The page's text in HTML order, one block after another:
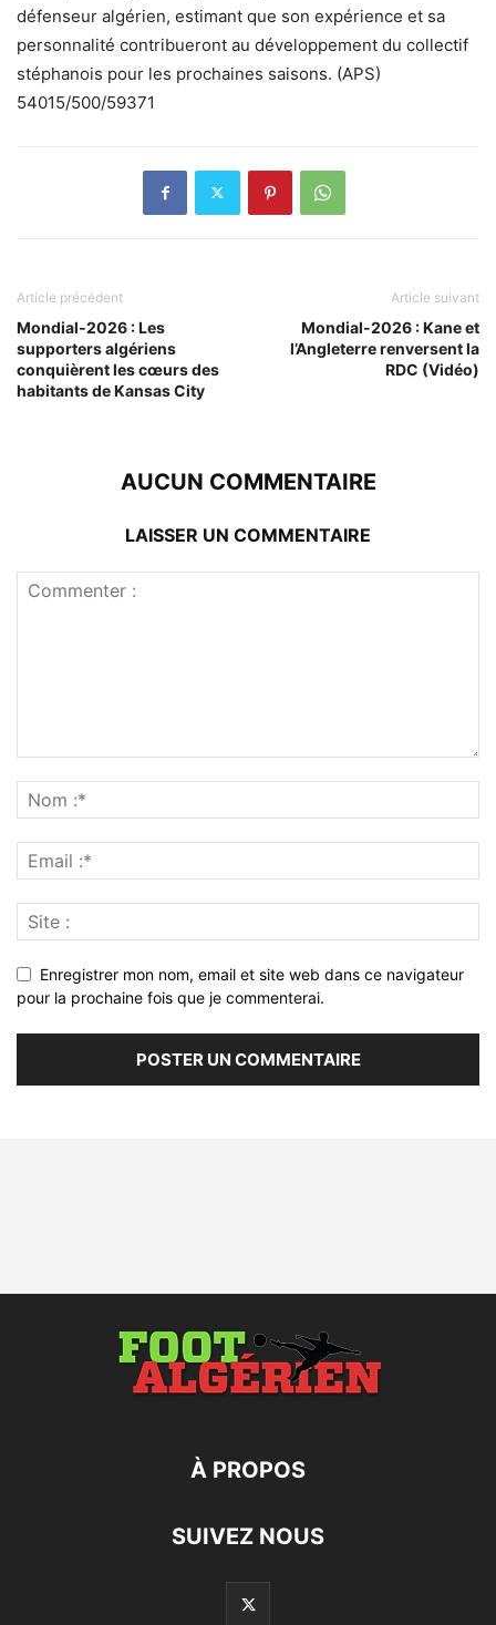
défenseur algérien, estimant que son expérience et sa
personnalité contribueront au développement du collectif
stéphanois pour les prochaines saisons. (APS)
54015/500/59371
Article précédent
Mondial-2026 : Les
supporters algériens
conquièrent les cœurs des
habitants de Kansas City
Article suivant
Mondial-2026 : Kane et
l’Angleterre renversent la
RDC (Vidéo)
AUCUN COMMENTAIRE
LAISSER UN COMMENTAIRE
Enregistrer mon nom, email et site web dans ce navigateur
pour la prochaine fois que je commenterai.
À PROPOS
SUIVEZ NOUS